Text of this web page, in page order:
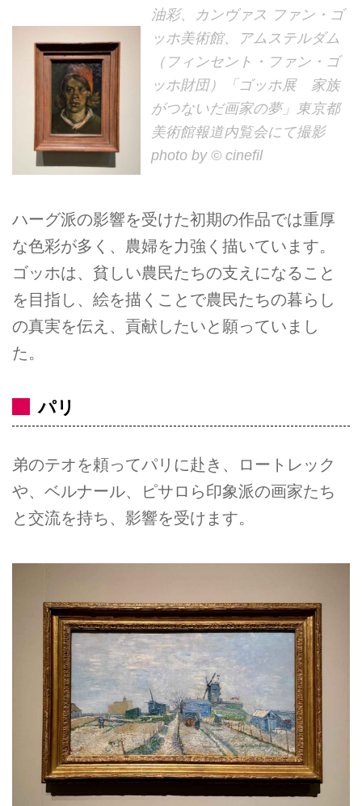
油彩、カンヴァス ファン・ゴ
ッホ美術館、アムステルダム
（フィンセント・ファン・ゴ
ッホ財団）「ゴッホ展 家族
がつないだ画家の夢」東京都
美術館報道内覧会にて撮影
photo by © cinefil
ハーグ派の影響を受けた初期の作品では重厚
な色彩が多く、農婦を力強く描いています。
ゴッホは、貧しい農民たちの支えになること
を目指し、絵を描くことで農民たちの暮らし
の真実を伝え、貢献したいと願っていまし
た。
パリ
弟のテオを頼ってパリに赴き、ロートレック
や、ベルナール、ピサロら印象派の画家たち
と交流を持ち、影響を受けます。